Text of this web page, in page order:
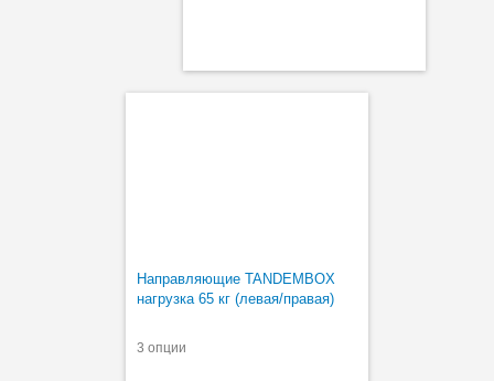
Направляющие TANDEMBOX
нагрузка 65 кг (левая/правая)
3 опции